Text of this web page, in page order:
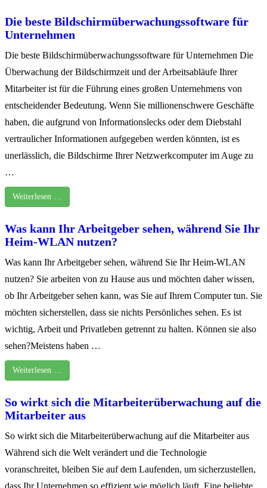
Die beste Bildschirmüberwachungssoftware für
Unternehmen
Die beste Bildschirmüberwachungssoftware für Unternehmen Die
Überwachung der Bildschirmzeit und der Arbeitsabläufe Ihrer
Mitarbeiter ist für die Führung eines großen Unternehmens von
entscheidender Bedeutung. Wenn Sie millionenschwere Geschäfte
haben, die aufgrund von Informationslecks oder dem Diebstahl
vertraulicher Informationen aufgegeben werden könnten, ist es
unerlässlich, die Bildschirme Ihrer Netzwerkcomputer im Auge zu
…
Weiterlesen …
Was kann Ihr Arbeitgeber sehen, während Sie Ihr
Heim-WLAN nutzen?
Was kann Ihr Arbeitgeber sehen, während Sie Ihr Heim-WLAN
nutzen? Sie arbeiten von zu Hause aus und möchten daher wissen,
ob Ihr Arbeitgeber sehen kann, was Sie auf Ihrem Computer tun. Sie
möchten sicherstellen, dass sie nichts Persönliches sehen. Es ist
wichtig, Arbeit und Privatleben getrennt zu halten. Können sie also
sehen?Meistens haben …
Weiterlesen …
So wirkt sich die Mitarbeiterüberwachung auf die
Mitarbeiter aus
So wirkt sich die Mitarbeiterüberwachung auf die Mitarbeiter aus
Während sich die Welt verändert und die Technologie
voranschreitet, bleiben Sie auf dem Laufenden, um sicherzustellen,
dass Ihr Unternehmen so effizient wie möglich läuft. Eine beliebte